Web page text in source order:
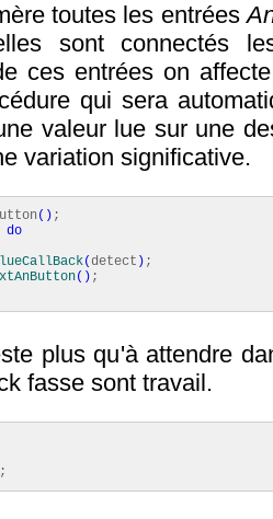
toutes les entrées
sont connectés
ces entrées on
qui sera
valeur lue sur une
variation significative.
( ) ;
do
(detect ) ;
( ) ;
plus qu'à attendre
fasse sont travail.
;